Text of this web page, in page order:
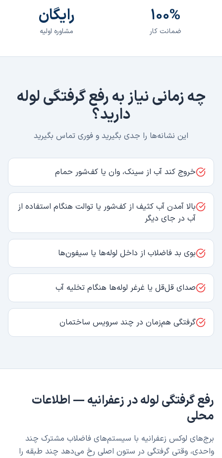
۱۰۰%
ضمانت کار
رایگان
مشاوره اولیه
چه زمانی نیاز بهرفع گرفتگی لوله
دارید؟
این نشانه‌ها را جدی بگیرید و فوری تماس بگیرید
خروج کند آب از سینک، وان یا کف‌شور حمام
بالا آمدن آب کثیف از کف‌شور یا توالت هنگام استفاده از
آب در جای دیگر
بوی بد فاضلاب از داخل لوله‌ها یا سیفون‌ها
صدای قل‌قل یا غرغر لوله‌ها هنگام تخلیه آب
گرفتگی هم‌زمان در چند سرویس ساختمان
رفع گرفتگی لولهدرزعفرانیه— اطلاعات
محلی
برج‌های لوکس زعفرانیه با سیستم‌های فاضلاب مشترک چند
واحدی، وقتی گرفتگی در ستون اصلی رخ می‌دهد چند طبقه را